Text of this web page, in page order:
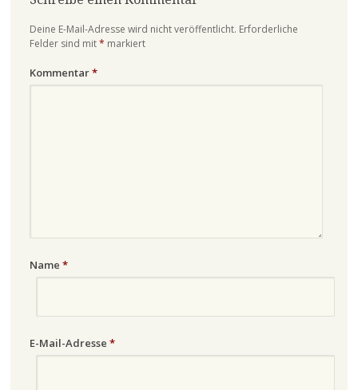
Deine E-Mail-Adresse wird nicht veröffentlicht. Erforderliche
Felder sind mit* markiert
Kommentar*
Name *
E-Mail-Adresse *